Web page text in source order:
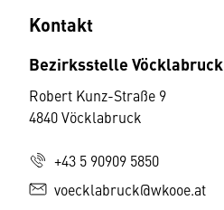
Kontakt
Bezirksstelle Vöcklabruck
Robert Kunz-Straße 9
4840 Vöcklabruck
+43 5 90909 5850
voecklabruck@wkooe.at